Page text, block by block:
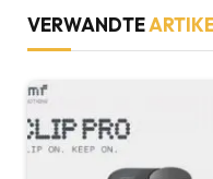
VERWANDTE